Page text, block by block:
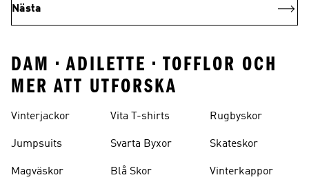
Nästa
DAM • ADILETTE • TOFFLOR OCH
MER ATT UTFORSKA
Vinterjackor
Jumpsuits
Magväskor
Vita T-shirts
Svarta Byxor
Blå Skor
Rugbyskor
Skateskor
Vinterkappor